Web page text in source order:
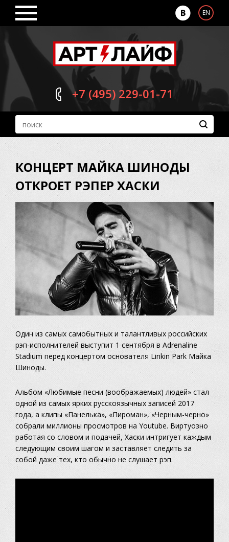
EN
+7 (495) 229-01-71
КОНЦЕРТ МАЙКА ШИНОДЫ
ОТКРОЕТ РЭПЕР ХАСКИ
Один из самых самобытных и талантливых российских
рэп-исполнителей выступит 1 сентября в Adrenaline
Stadium перед концертом основателя Linkin Park Майка
Шиноды.
Альбом «Любимые песни (воображаемых) людей» стал
одной из самых ярких русскоязычных записей 2017
года, а клипы «Панелька», «Пироман», «Черным-черно»
собрали миллионы просмотров на Youtube. Виртуозно
работая со словом и подачей, Хаски интригует каждым
следующим своим шагом и заставляет следить за
собой даже тех, кто обычно не слушает рэп.